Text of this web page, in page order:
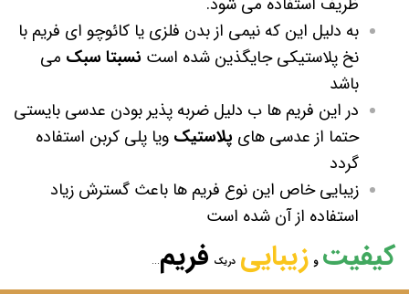
به دلیل این که نیمی از بدن فلزی یا کائوچو ای فریم با
نخ پلاستیکی جایگذین شده است نسبتا سبک می
باشد
در این فریم ها ب دلیل ضربه پذیر بودن عدسی بایستی
حتما از عدسی های پلاستیک ویا پلی کربن استفاده
گردد
زیبایی خاص این نوع فریم ها باعث گسترش زیاد
استفاده از آن شده است
کیفیت و زیبایی دریک فریم...